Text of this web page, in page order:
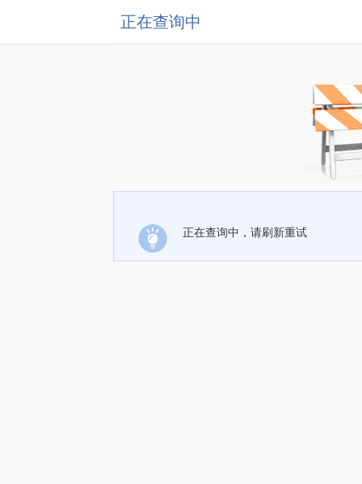
正在查询中
正在查询中，请刷新重试